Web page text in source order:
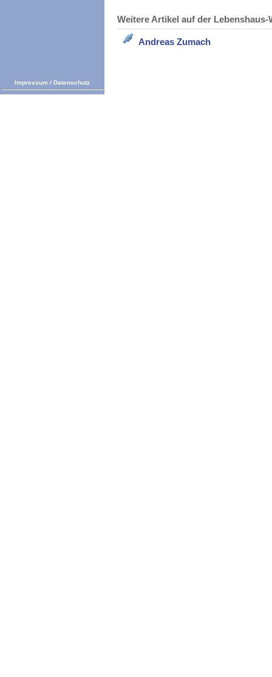
Weitere Artikel auf der
Andreas Zumach
Impressum / Datenschutz